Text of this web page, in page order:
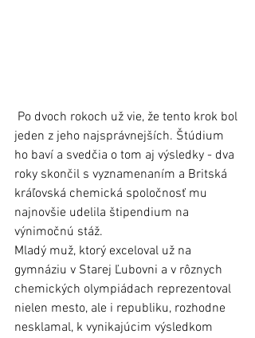
jeden z jeho najsprávnejších. Štúdium
ho baví a svedčia o tom aj výsledky - dva
roky skončil s vyznamenaním a Britská
kráľovská chemická spoločnosť mu
najnovšie udelila štipendium na
výnimočnú stáž.
Mladý muž, ktorý exceloval už na
gymnáziu v Starej Ľubovni a v rôznych
chemických olympiádach reprezentoval
nielen mesto, ale i republiku, rozhodne
nesklamal, k vynikajúcim výsledkom